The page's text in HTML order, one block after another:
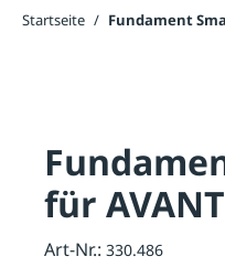
Startseite / Fundament
für
Art-Nr.: 330.486